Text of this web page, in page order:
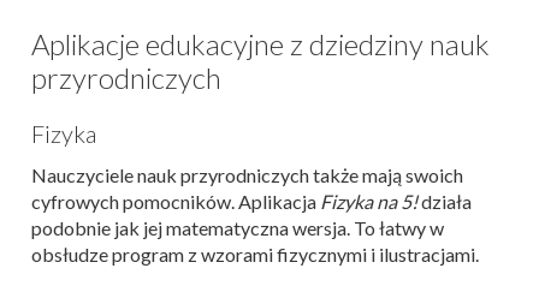
Aplikacje edukacyjne z dziedziny nauk
przyrodniczych
Fizyka
Nauczyciele nauk przyrodniczych także mają swoich
cyfrowych pomocników. Aplikacja Fizyka na 5!działa
podobnie jak jej matematyczna wersja. To łatwy w
obsłudze program z wzorami fizycznymi i ilustracjami.